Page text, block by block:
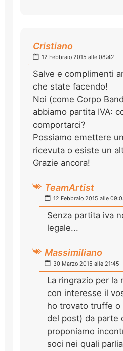
Cristiano
12 Febbraio 2015 alle 08:42
Salve e complimenti
che state facendo!
Noi (come Corpo
abbiamo partita IVA:
comportarci?
Possiamo emettere
ricevuta o esiste un
Grazie ancora!
TeamArtist
12 Febbraio 2015 alle
Senza partita iva
legale...
Massimiliano
30 Marzo 2015 alle 21:45
La ringrazio per la
con interesse il
ho trovato truffe
del post) da parte
proponiamo
soci nei quali